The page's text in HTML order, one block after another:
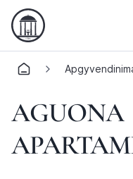
AGUONA